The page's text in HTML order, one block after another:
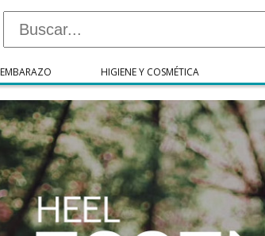
EMBARAZO HIGIENE Y COSMÉTICA